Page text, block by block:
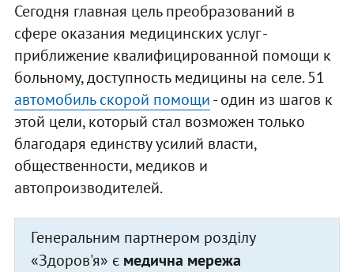
Сегодня главная цель преобразований в
сфере оказания медицинских услуг -
приближение квалифицированной помощи к
больному, доступность медицины на селе. 51
автомобиль скорой помощи- один из шагов к
этой цели, который стал возможен только
благодаря единству усилий власти,
общественности, медиков и
автопроизводителей.
Генеральним партнером розділу
«Здоров'я» є медична мережа